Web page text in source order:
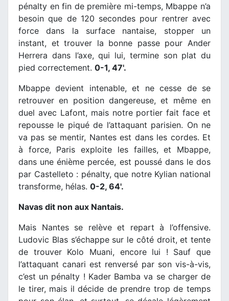
pénalty en fin de première mi-temps, Mbappe n’a
besoin que de 120 secondes pour rentrer avec
force dans la surface nantaise, stopper un
instant, et trouver la bonne passe pour Ander
Herrera dans l’axe, qui lui, termine son plat du
pied correctement. 0-1, 47'.
Mbappe devient intenable, et ne cesse de se
retrouver en position dangereuse, et même en
duel avec Lafont, mais notre portier fait face et
repousse le piqué de l’attaquant parisien. On ne
va pas se mentir, Nantes est dans les cordes. Et
à force, Paris exploite les failles, et Mbappe,
dans une énième percée, est poussé dans le dos
par Castelleto : pénalty, que notre Kylian national
transforme, hélas. 0-2, 64'.
Navas dit non aux Nantais.
Mais Nantes se relève et repart à l’offensive.
Ludovic Blas s’échappe sur le côté droit, et tente
de trouver Kolo Muani, encore lui ! Sauf que
l’attaquant canari est renversé par son vis-à-vis,
c’est un pénalty ! Kader Bamba va se charger de
le tirer, mais il décide de prendre trop de temps